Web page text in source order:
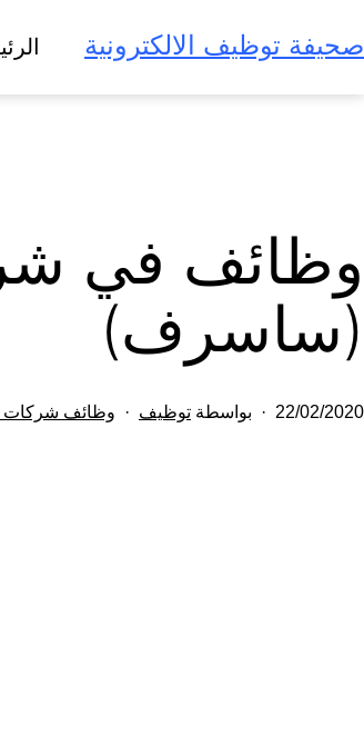
إلى
المحتوى
صحيفة توظيف الالكترونية
وظائف في
(ساسرف)
تم
22/02/2020 بواسطة توظيف وظائف شركات